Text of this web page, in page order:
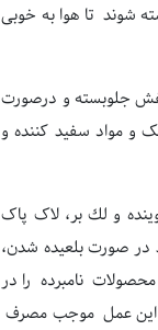
شوند تا هوا به خوبی
کفش جلوبسته و درصورت
و مواد سفید كننده و
شوینده و لك بر، لاک پاک
در صورت بلعیده شدن،
نامبرده را در
این عمل موجب مصرف